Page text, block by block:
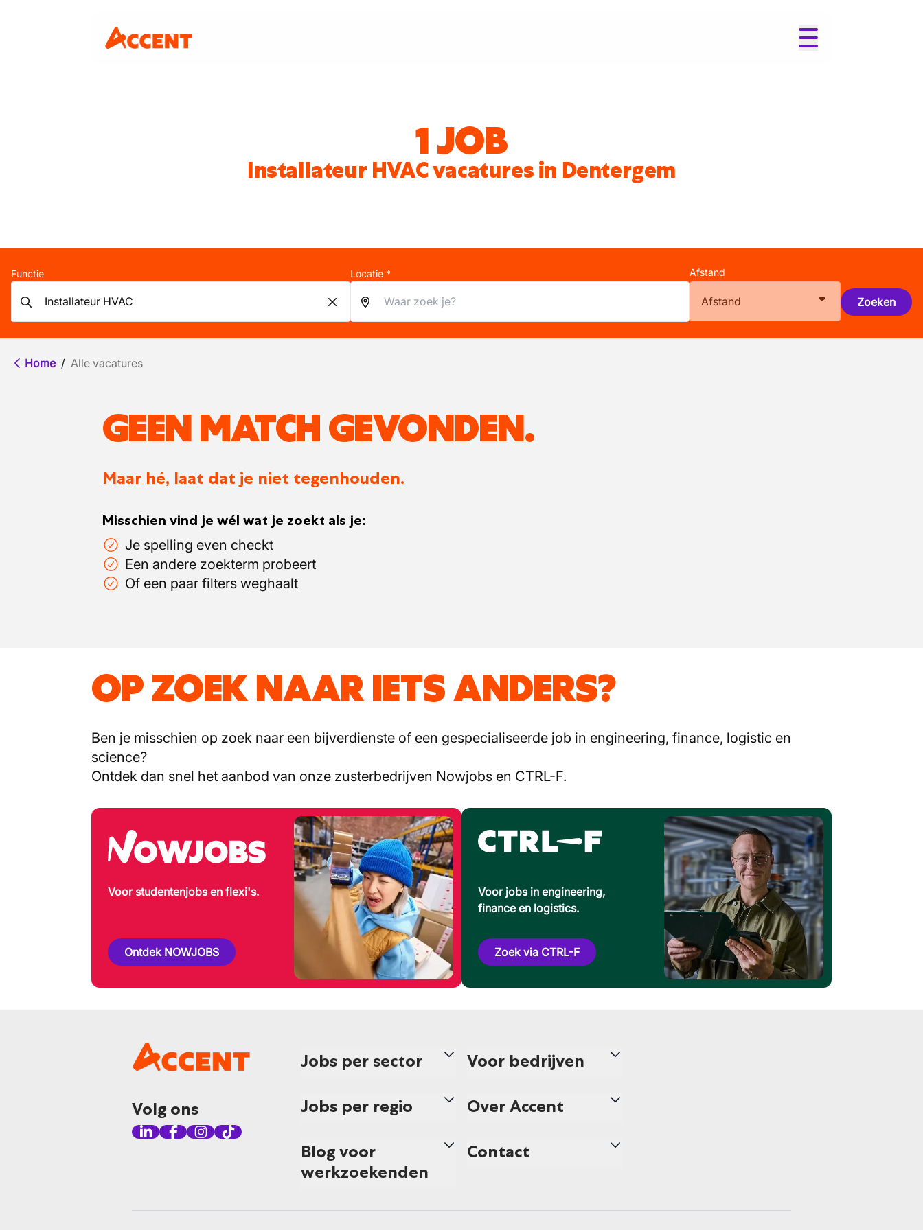
1 JOB
Installateur HVAC vacatures in Dentergem
Functie Locatie * Afstand
Afstand Zoeken
Home / Alle vacatures
GEEN MATCH GEVONDEN.
Maar hé, laat dat je niet tegenhouden.
Misschien vind je wél wat je zoekt als je:
Je spelling even checkt
Een andere zoekterm probeert
Of een paar filters weghaalt
OP ZOEK NAAR IETS ANDERS?
Ben je misschien op zoek naar een bijverdienste of een gespecialiseerde job in engineering, finance, logistic en
science?
Ontdek dan snel het aanbod van onze zusterbedrijven Nowjobs en CTRL-F.
Voor studentenjobs en flexi's.
Ontdek NOWJOBS
Voor jobs in engineering,
finance en logistics.
Zoek via CTRL-F
Volg ons
Jobs per sector
Jobs per regio
Blog voor
werkzoekenden
Voor bedrijven
Over Accent
Contact